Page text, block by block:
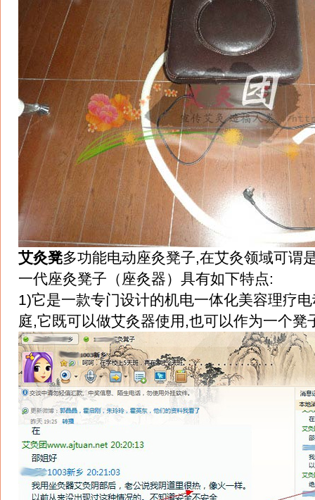
艾灸凳多功能电动座灸凳子,在艾灸领域可谓
一代座灸凳子（座灸器）具有如下特点:
1)它是一款专门设计的机电一体化美容理疗
庭,它既可以做艾灸器使用,也可以作为一个凳